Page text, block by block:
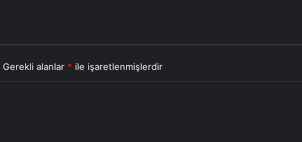
Gerekli alanlar * ile işaretlenmişlerdir